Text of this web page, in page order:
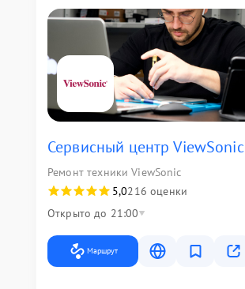
Сервисный центр ViewSonic
Ремонт техники ViewSonic
5,0216 оценки
Открыто до 21:00
Маршрут